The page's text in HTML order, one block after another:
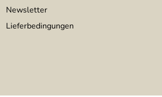
Newsletter
Lieferbedingungen